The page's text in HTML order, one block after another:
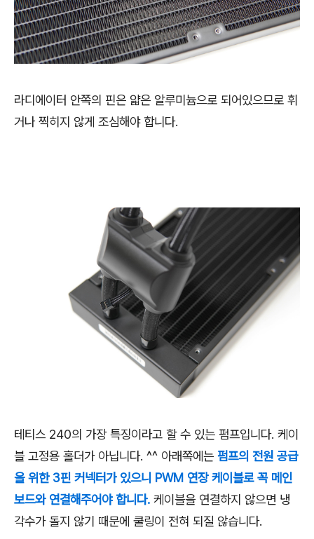
라디에이터 안쪽의 핀은 얇은 알루미늄으로 되어있으므로 휘
거나 찍히지 않게 조심해야 합니다.
테티스 240의 가장 특징이라고 할 수 있는 펌프입니다. 케이
블 고정용 홀더가 아닙니다. ^^ 아래쪽에는 펌프의 전원 공급
을 위한 3핀 커넥터가 있으니 PWM 연장 케이블로 꼭 메인
보드와 연결해주어야 합니다. 케이블을 연결하지 않으면 냉
각수가 돌지 않기 때문에 쿨링이 전혀 되질 않습니다.